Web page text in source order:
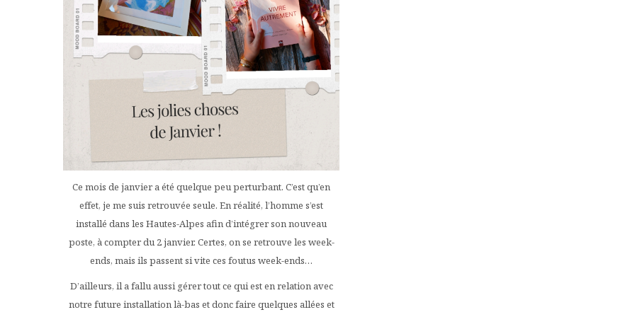
Ce mois de janvier a été quelque peu perturbant. C’est qu’en
effet, je me suis retrouvée seule. En réalité, l’homme s’est
installé dans les Hautes-Alpes afin d’intégrer son nouveau
poste, à compter du 2 janvier. Certes, on se retrouve les week-
ends, mais ils passent si vite ces foutus week-ends…
D’ailleurs, il a fallu aussi gérer tout ce qui est en relation avec
notre future installation là-bas et donc faire quelques allées et